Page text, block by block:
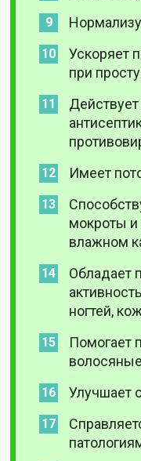
Ускоряет
при
Имеет
мокроты и
влажном
Обладает
ногтей,
Помогает
Улучшает